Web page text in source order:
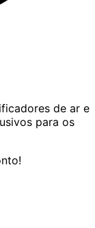
de ar e
para os